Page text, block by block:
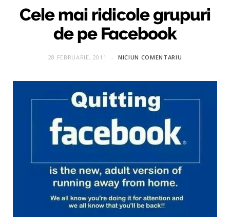
Cele mai ridicole grupuri
de pe Facebook
28 FEBRUARIE, 2011 NICIUN COMENTARIU